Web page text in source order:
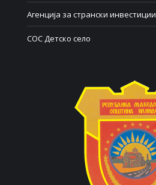
Агенција за странски инвестиции
СОС Детско село